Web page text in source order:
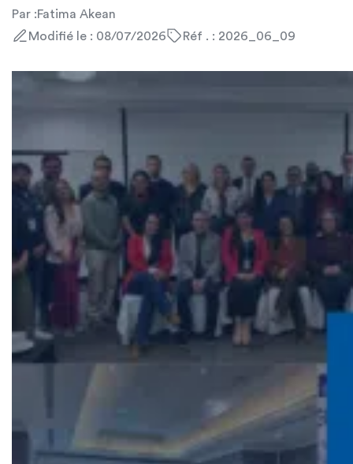
Par :Fatima Akean
Modifié le : 08/07/2026
Réf . : 2026_06_09